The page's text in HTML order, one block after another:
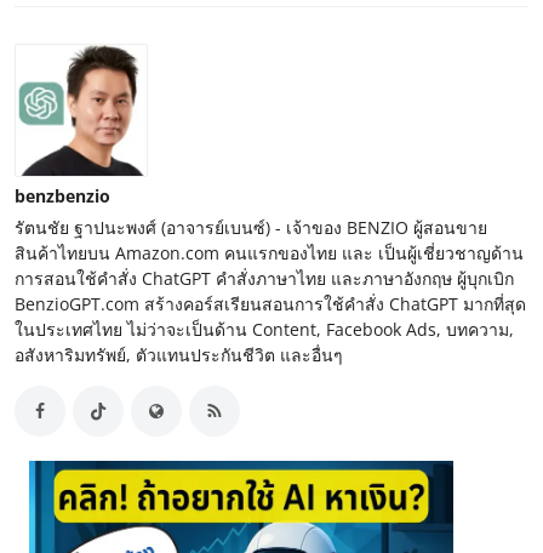
benzbenzio
รัตนชัย ฐาปนะพงศ์ (อาจารย์เบนซ์) - เจ้าของ BENZIO ผู้สอนขาย
สินค้าไทยบน Amazon.com คนแรกของไทย และ เป็นผู้เชี่ยวชาญด้าน
การสอนใช้คำสั่ง ChatGPT คำสั่งภาษาไทย และภาษาอังกฤษ ผู้บุกเบิก
BenzioGPT.com สร้างคอร์สเรียนสอนการใช้คำสั่ง ChatGPT มากที่สุด
ในประเทศไทย ไม่ว่าจะเป็นด้าน Content, Facebook Ads, บทความ,
อสังหาริมทรัพย์, ตัวแทนประกันชีวิต และอื่นๆ